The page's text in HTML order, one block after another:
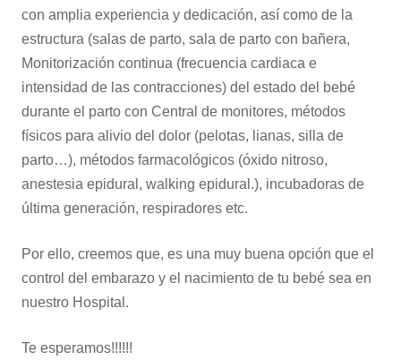
con amplia experiencia y dedicación, así como de la
estructura (salas de parto, sala de parto con bañera,
Monitorización continua (frecuencia cardiaca e
intensidad de las contracciones) del estado del bebé
durante el parto con Central de monitores, métodos
físicos para alivio del dolor (pelotas, lianas, silla de
parto…), métodos farmacológicos (óxido nitroso,
anestesia epidural, walking epidural.), incubadoras de
última generación, respiradores etc.
Por ello, creemos que, es una muy buena opción que el
control del embarazo y el nacimiento de tu bebé sea en
nuestro Hospital.
Te esperamos!!!!!!